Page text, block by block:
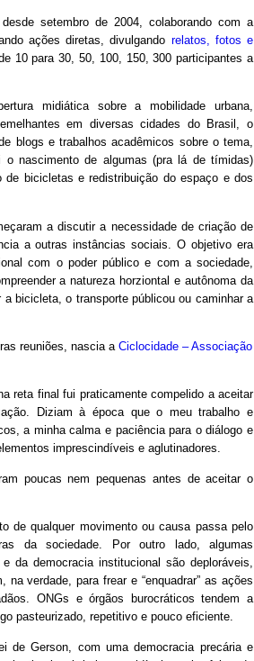
setembro de 2004, colaborando com a
ações diretas, divulgando relatos, fotos e
10 para 30, 50, 100, 150, 300 participantes a
midiática sobre a mobilidade urbana,
em diversas cidades do Brasil, o
blogs e trabalhos acadêmicos sobre o tema,
nascimento de algumas (pra lá de tímidas)
bicicletas e redistribuição do espaço e dos
a discutir a necessidade de criação de
a outras instâncias sociais. O objetivo era
com o poder público e com a sociedade,
a natureza horziontal e autônoma da
bicicleta, o transporte públicou ou caminhar a
reuniões, nascia a Ciclocidade – Associação
reta final fui praticamente compelido a aceitar
Diziam à época que o meu trabalho e
a minha calma e paciência para o diálogo e
imprescindíveis e aglutinadores.
poucas nem pequenas antes de aceitar o
de qualquer movimento ou causa passa pelo
da sociedade. Por outro lado, algumas
da democracia institucional são deploráveis,
verdade, para frear e “enquadrar” as ações
ONGs e órgãos burocráticos tendem a
pasteurizado, repetitivo e pouco eficiente.
de Gerson, com uma democracia precária e